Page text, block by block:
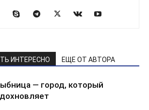
ИНТЕРЕСНО ЕЩЕ ОТ АВТОРА
— город, который